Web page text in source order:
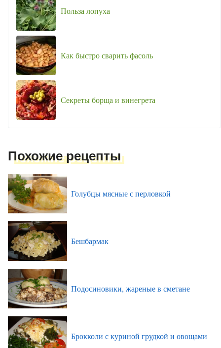
Польза лопуха
Как быстро сварить фасоль
Секреты борща и винегрета
Похожие рецепты
Голубцы мясные с перловкой
Бешбармак
Подосиновики, жареные в сметане
Брокколи с куриной грудкой и овощами